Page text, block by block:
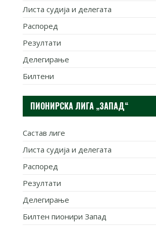
Листа судија и делегата
Распоред
Резултати
Делегирање
Билтени
ПИОНИРСКА ЛИГА „ЗАПАД“
Састав лиге
Листа судија и делегата
Распоред
Резултати
Делегирање
Билтен пионири Запад